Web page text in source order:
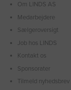
Om LINDS AS
Medarbejdere
Sælgeroversigt
Job hos LINDS
Kontakt os
Sponsorater
Tilmeld nyhedsbrev